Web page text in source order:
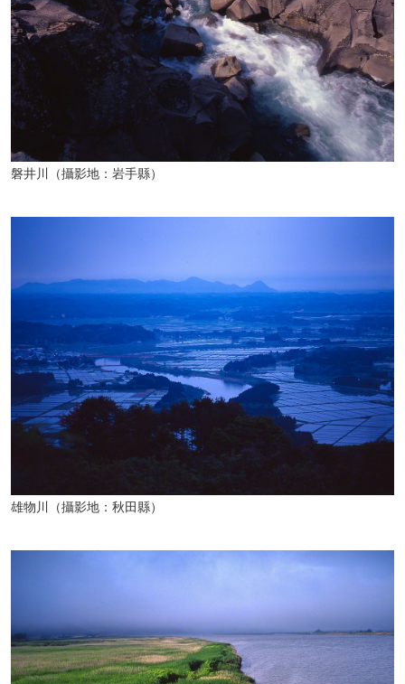
磐井川（攝影地：岩手縣）
雄物川（攝影地：秋田縣）